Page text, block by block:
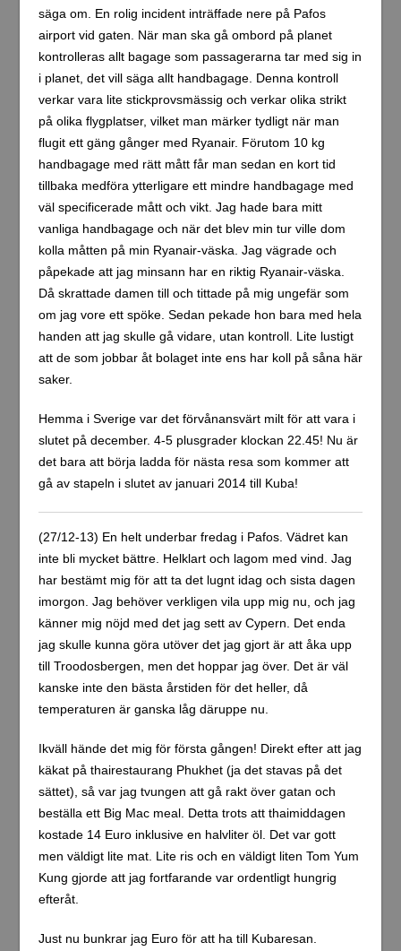
säga om. En rolig incident inträffade nere på Pafos
airport vid gaten. När man ska gå ombord på planet
kontrolleras allt bagage som passagerarna tar med sig in
i planet, det vill säga allt handbagage. Denna kontroll
verkar vara lite stickprovsmässig och verkar olika strikt
på olika flygplatser, vilket man märker tydligt när man
flugit ett gäng gånger med Ryanair. Förutom 10 kg
handbagage med rätt mått får man sedan en kort tid
tillbaka medföra ytterligare ett mindre handbagage med
väl specificerade mått och vikt. Jag hade bara mitt
vanliga handbagage och när det blev min tur ville dom
kolla måtten på min Ryanair-väska. Jag vägrade och
påpekade att jag minsann har en riktig Ryanair-väska.
Då skrattade damen till och tittade på mig ungefär som
om jag vore ett spöke. Sedan pekade hon bara med hela
handen att jag skulle gå vidare, utan kontroll. Lite lustigt
att de som jobbar åt bolaget inte ens har koll på såna här
saker.
Hemma i Sverige var det förvånansvärt milt för att vara i
slutet på december. 4-5 plusgrader klockan 22.45! Nu är
det bara att börja ladda för nästa resa som kommer att
gå av stapeln i slutet av januari 2014 till Kuba!
(27/12-13) En helt underbar fredag i Pafos. Vädret kan
inte bli mycket bättre. Helklart och lagom med vind. Jag
har bestämt mig för att ta det lugnt idag och sista dagen
imorgon. Jag behöver verkligen vila upp mig nu, och jag
känner mig nöjd med det jag sett av Cypern. Det enda
jag skulle kunna göra utöver det jag gjort är att åka upp
till Troodosbergen, men det hoppar jag över. Det är väl
kanske inte den bästa årstiden för det heller, då
temperaturen är ganska låg däruppe nu.
Ikväll hände det mig för första gången! Direkt efter att jag
käkat på thairestaurang Phukhet (ja det stavas på det
sättet), så var jag tvungen att gå rakt över gatan och
beställa ett Big Mac meal. Detta trots att thaimiddagen
kostade 14 Euro inklusive en halvliter öl. Det var gott
men väldigt lite mat. Lite ris och en väldigt liten Tom Yum
Kung gjorde att jag fortfarande var ordentligt hungrig
efteråt.
Just nu bunkrar jag Euro för att ha till Kubaresan.